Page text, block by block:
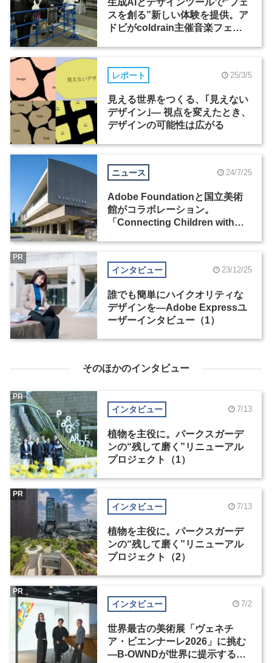
生成AIとデザインツールで“フェ
スを創る”新しい体験を提供。ア
ドビがcoldrain主催音楽フェス
レポート 25/3/5
見える世界をつくる、｢見えない
デザイン｣— 視点を変えたとき、
デザインの可能性は広がる
ニュース 24/7/25
Adobe Foundationと国立美術
館がコラボレーション。
「Connecting Children with
インタビュー 23/12/25
誰でも簡単にハイクオリティな
デザインを―Adobe Expressユ
ーザーインタビュー（1）
PR
そのほかのインタビュー
インタビュー 7/13
植物を主役に。パークスガーデ
ンの“残して磨く”リニューアル
プロジェクト（1）
PR
インタビュー 7/13
植物を主役に。パークスガーデ
ンの“残して磨く”リニューアル
プロジェクト（2）
PR
インタビュー 7/2
世界最古の美術展「ヴェネチ
ア・ビエンナーレ2026」に挑む
―B-OWNDが世界に提示する美
PR